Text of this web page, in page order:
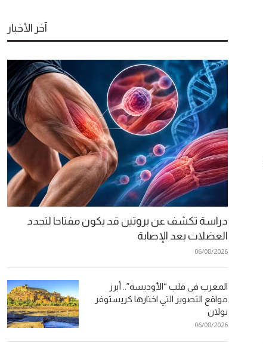
آخر الأخبار
دراسة تكشف عن بروتين قد يكون مفتاحا لتجدد
العضلات بعد الإصابة
06/08/2026
المغرب في قلب “الأوديسة”.. أبرز
مواقع التصوير التي اختارها كريستوفر
نولان
06/08/2026